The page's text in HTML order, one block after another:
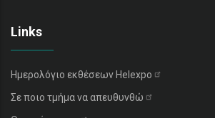
Links
Ημερολόγιο εκθέσεων Helexpo
Σε ποιο τμήμα νααπευθυνθώ